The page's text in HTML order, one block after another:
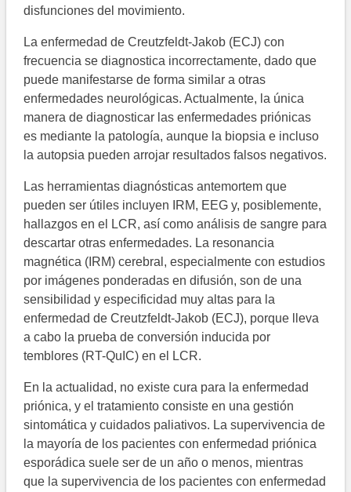
disfunciones del movimiento.
La enfermedad de Creutzfeldt-Jakob (ECJ) con
frecuencia se diagnostica incorrectamente, dado que
puede manifestarse de forma similar a otras
enfermedades neurológicas. Actualmente, la única
manera de diagnosticar las enfermedades priónicas
es mediante la patología, aunque la biopsia e incluso
la autopsia pueden arrojar resultados falsos negativos.
Las herramientas diagnósticas antemortem que
pueden ser útiles incluyen IRM, EEG y, posiblemente,
hallazgos en el LCR, así como análisis de sangre para
descartar otras enfermedades. La resonancia
magnética (IRM) cerebral, especialmente con estudios
por imágenes ponderadas en difusión, son de una
sensibilidad y especificidad muy altas para la
enfermedad de Creutzfeldt-Jakob (ECJ), porque lleva
a cabo la prueba de conversión inducida por
temblores (RT-QuIC) en el LCR.
En la actualidad, no existe cura para la enfermedad
priónica, y el tratamiento consiste en una gestión
sintomática y cuidados paliativos. La supervivencia de
la mayoría de los pacientes con enfermedad priónica
esporádica suele ser de un año o menos, mientras
que la supervivencia de los pacientes con enfermedad